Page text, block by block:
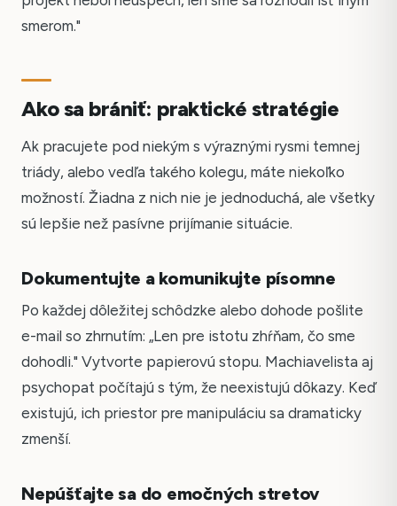
smerom."
Ako sa brániť: praktické stratégie
Ak pracujete pod niekým s výraznými rysmi temnej
triády, alebo vedľa takého kolegu, máte niekoľko
možností. Žiadna z nich nie je jednoduchá, ale všetky
sú lepšie než pasívne prijímanie situácie.
Dokumentujte a komunikujte písomne
Po každej dôležitej schôdzke alebo dohode pošlite
e-mail so zhrnutím: „Len pre istotu zhŕňam, čo sme
dohodli." Vytvorte papierovú stopu. Machiavelista aj
psychopat počítajú s tým, že neexistujú dôkazy. Keď
existujú, ich priestor pre manipuláciu sa dramaticky
zmenší.
Nepúšťajte sa do emočných stretov